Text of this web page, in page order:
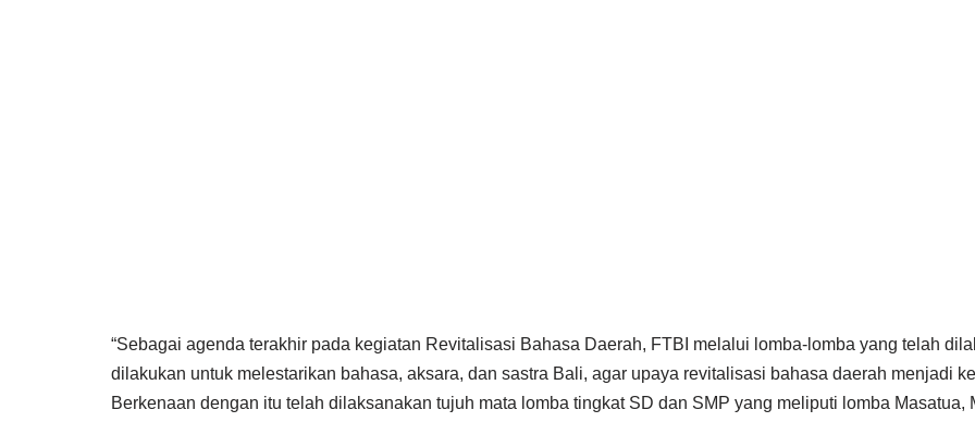
“Sebagai agenda terakhir pada kegiatan Revitalisasi Bahasa Daerah, FTBI melalui lomba-lomba yang telah
dilakukan untuk melestarikan bahasa, aksara, dan sastra Bali, agar upaya revitalisasi bahasa daerah menjadi
Berkenaan dengan itu telah dilaksanakan tujuh mata lomba tingkat SD dan SMP yang meliputi lomba